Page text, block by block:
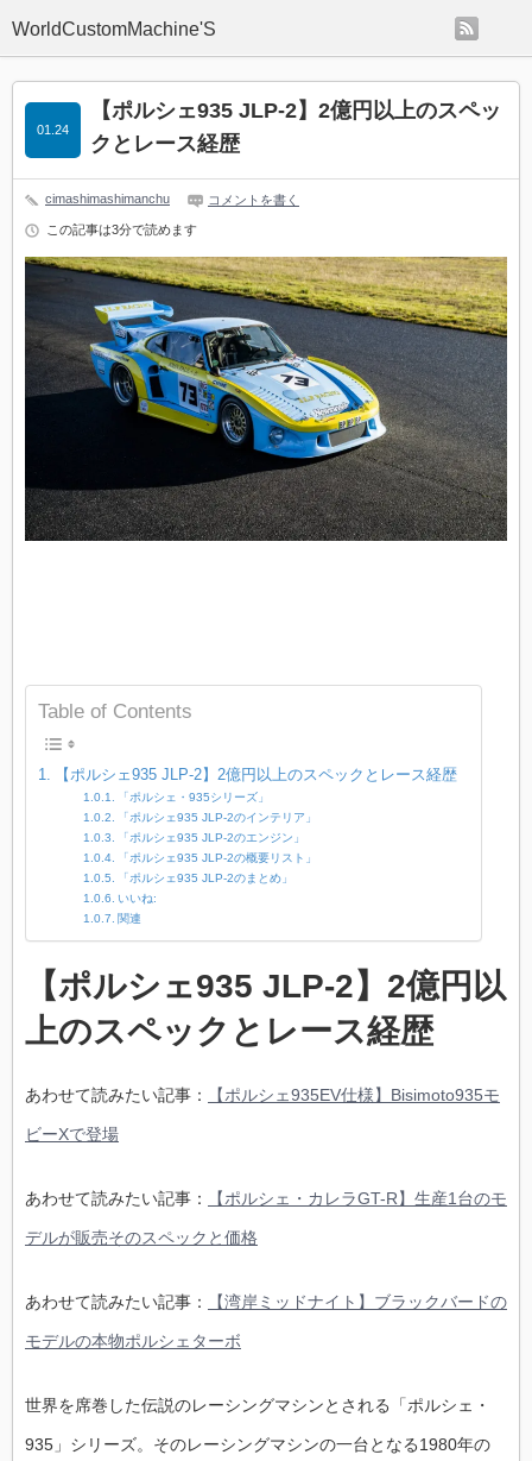
WorldCustomMachine'S
【ポルシェ935 JLP-2】2億円以上のスペッ
クとレース経歴
01.24
cimashimashimanchu コメントを書く
この記事は3分で読めます
Table of Contents
【ポルシェ935 JLP-2】2億円以上のスペックとレース経歴
「ポルシェ・935シリーズ」
「ポルシェ935 JLP-2のインテリア」
「ポルシェ935 JLP-2のエンジン」
「ポルシェ935 JLP-2の概要リスト」
「ポルシェ935 JLP-2のまとめ」
いいね:
関連
【ポルシェ935 JLP-2】2億円以
上のスペックとレース経歴
あわせて読みたい記事： 【ポルシェ935EV仕様】Bisimoto935モ
ビーXで登場
あわせて読みたい記事： 【ポルシェ・カレラGT-R】生産1台のモ
デルが販売そのスペックと価格
あわせて読みたい記事： 【湾岸ミッドナイト】ブラックバードの
モデルの本物ポルシェターボ
世界を席巻した伝説のレーシングマシンとされる「ポルシェ・
935」シリーズ。そのレーシングマシンの一台となる1980年の